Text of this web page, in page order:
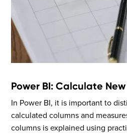
Power BI: Calculate
In Power BI, it is important to
calculated columns and
columns is explained using